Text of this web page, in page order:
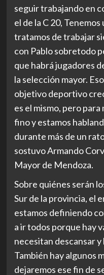
seguir trabajando en
el de la C 20,
tratamos de trabajar
con Pablo sobretodo
que habrá jugadores
la selección mayor.
objetivo deportivo
es el mismo, pero
fino y estamos
durante más de un
sostuvo Armando
Mayor de Mendoza.
Sobre quiénes serán
Sur de la provincia, el
estamos definiendo
a ir todos porque hay
necesitan descansar y
También hay algunos
dejaremos ese fin de